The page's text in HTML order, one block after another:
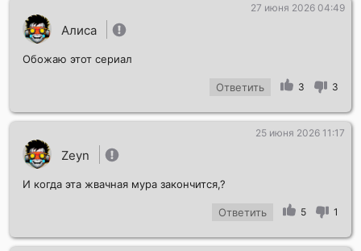
Алиса
27 июня 2026 04:49
Обожаю этот сериал
Ответить 3 3
Zeyn
25 июня 2026 11:17
И когда эта жвачная мура закончится,?
Ответить 5 1